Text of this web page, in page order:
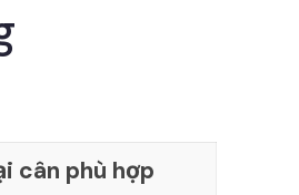
cân phù hợp